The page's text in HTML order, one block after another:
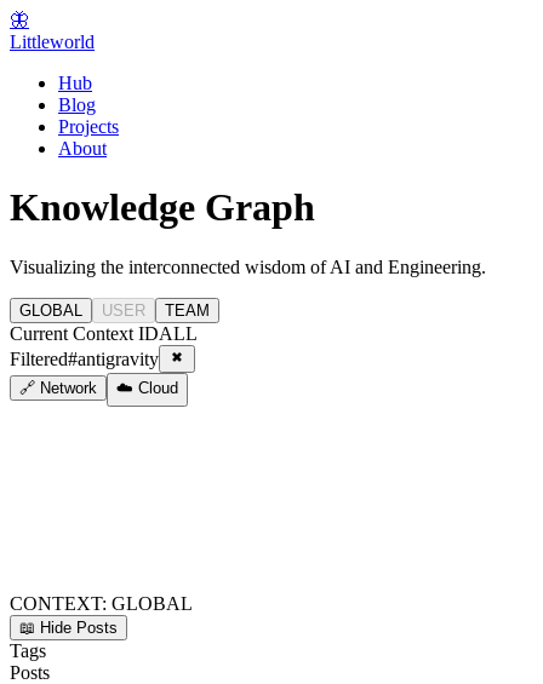
🦋
Littleworld
Hub
Blog
Projects
About
Knowledge Graph
Visualizing the interconnected wisdom of AI and Engineering.
GLOBAL USER TEAM
Current Context IDALL
Filtered#antigravity
🔗 Network ☁️ Cloud
CONTEXT: GLOBAL
📖 Hide Posts
Tags
Posts